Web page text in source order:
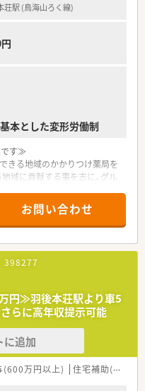
荘駅 (鳥海山ろく線)
本とした変形労働制
です≫
きる地域のかかりつけ薬局を
域に貢献する事を志に、グル
患者様がいらっしゃいます。国
勤アクセスも良く、社内勉強会
スキルアップも叶います。
学びたい意欲をお持ちの方
まざまな認定や公的資格取得
ジできる方
言い、能力を発揮できる環境を
さんが安心して新しいことに挑
お問い合わせ
398277
円≫羽後本荘駅より車5
らに高年収提示可能
に追加
(600万円以上) 住宅補助(手当)あり